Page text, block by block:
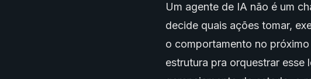
Um agente de IA não é um
decide quais ações tomar,
o comportamento no
estrutura pra orquestrar